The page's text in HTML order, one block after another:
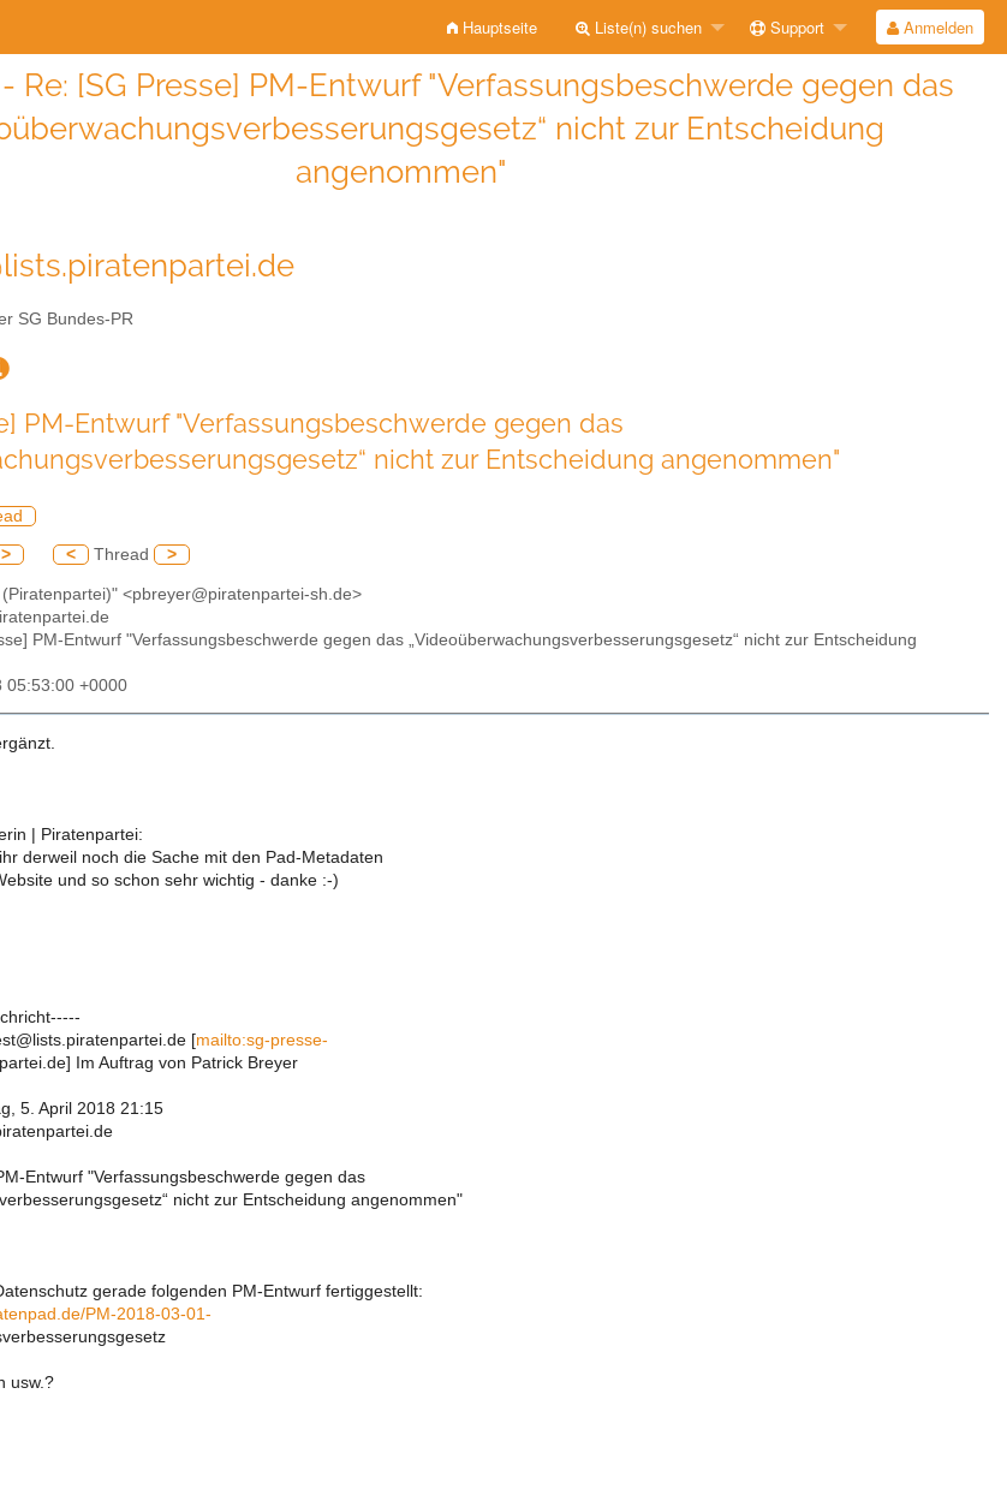
Hauptseite Liste(n) suchen Support Anmelden
Re: [SG Presse] PM-Entwurf "Verfassungsbeschwerde gegen das
nicht zur Entscheidung
angenommen"
SG Bundes-PR
PM-Entwurf "Verfassungsbeschwerde gegen das
nicht zur Entscheidung angenommen"
> < Thread >
<pbreyer@piratenpartei-sh.de>
PM-Entwurf "Verfassungsbeschwerde gegen das „Videoüberwachungsverbesserungsgesetz“ nicht zur Entscheidung
05:53:00 +0000
| Piratenpartei:
derweil noch die Sache mit den Pad-Metadaten
und so schon sehr wichtig - danke :-)
[mailto:sg-presse-
Im Auftrag von Patrick Breyer
5. April 2018 21:15
Entwurf "Verfassungsbeschwerde gegen das
nicht zur Entscheidung angenommen"
gerade folgenden PM-Entwurf fertiggestellt:
PM-2018-03-01-
usw.?